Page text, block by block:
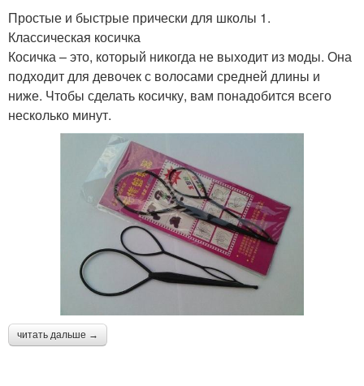
Простые и быстрые прически для школы 1.
Классическая косичка
Косичка – это, который никогда не выходит из моды. Она
подходит для девочек с волосами средней длины и
ниже. Чтобы сделать косичку, вам понадобится всего
несколько минут.
читать дальше →